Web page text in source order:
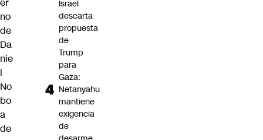
no
de
Da
nie
l
No
bo
a
de
Israel
descarta
propuesta
de
Trump
para
Gaza:
Netanyahu
mantiene
exigencia
de